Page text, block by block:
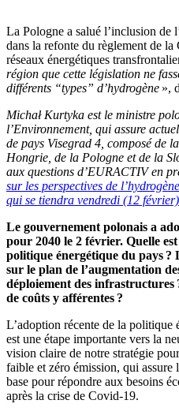
La Pologne a salué l’inclusion de
dans la refonte du règlement de
réseaux énergétiques
région que cette législation ne
différents “types” d’hydrogène »,
Michał Kurtyka est le ministre
l’Environnement, qui assure
de pays Visegrad 4, composé de
Hongrie, de la Pologne et de la
aux questions d’EURACTIV en
sur les perspectives de
qui se tiendra vendredi (12 février)
Le gouvernement polonais a
pour 2040 le 2 février. Quelle
politique énergétique du pays ?
sur le plan de l’augmentation
déploiement des infrastructures
de coûts y afférentes ?
L’adoption récente de la politique
est une étape importante vers la
vision claire de notre stratégie
faible et zéro émission, qui assure
base pour répondre aux besoins
après la crise de Covid-19.